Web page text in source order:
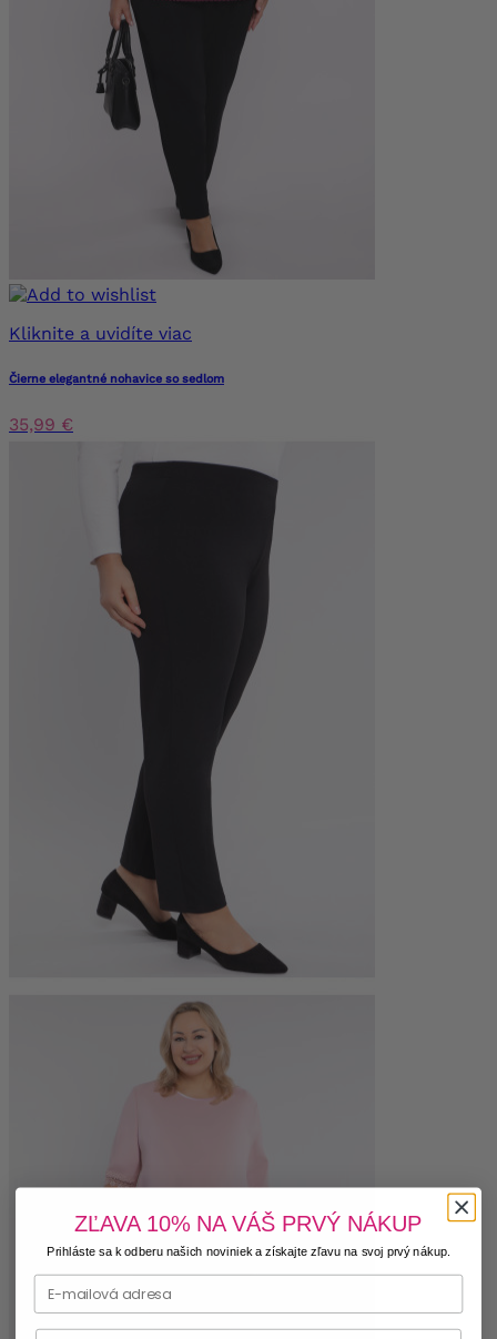
Kliknite a uvidíte viac
Čierne elegantné nohavice so sedlom
35,99 €
ZĽAVA 10% NA VÁŠ PRVÝ NÁKUP
Prihláste sa k odberu našich noviniek a získajte zľavu na svoj prvý nákup.